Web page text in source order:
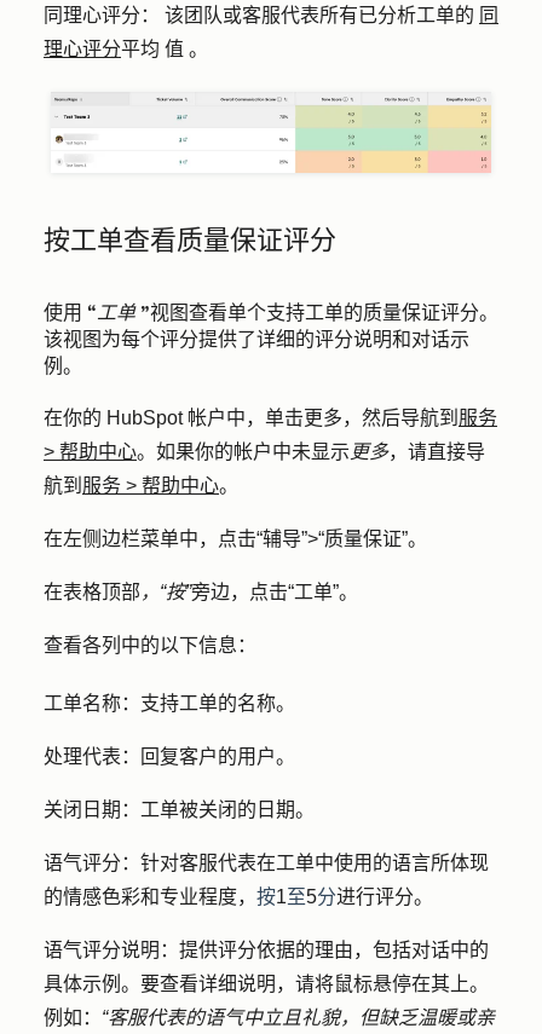
同理心评分 ： 该团队或客服代表所有已分析工单的 同
理心评分平均 值 。
按工单查看质量保证评分
使用 “工单”视图查看单个支持工单的质量保证评分。
该视图为每个评分提供了详细的评分说明和对话示
例。
在你的 HubSpot 帐户中，单击更多，然后导航到 服务
> 帮助中心。如果你的帐户中未显示 更多，请直接导
航到 服务 > 帮助中心。
在左侧边栏菜单中，点击“辅导”>“质量保证”。
在表格顶部 ，“按”旁边，点击“工单”。
查看各列中的以下信息：
工单名称： 支持工单的名称。
处理代表： 回复客户的用户。
关闭日期 ：工单被关闭的日期。
语气评分 ：针对客服代表在工单中使用的语言所体现
的情感色彩和专业程度， 按1至5分进行评分。
语气评分说明 ：提供评分依据的理由，包括对话中的
具体示例。要查看详细说明，请将鼠标悬停在其上。
例如： “客服代表的语气中立且礼貌，但缺乏温暖或亲